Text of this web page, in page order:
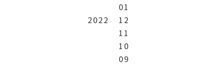
01
2022
12
11
10
09